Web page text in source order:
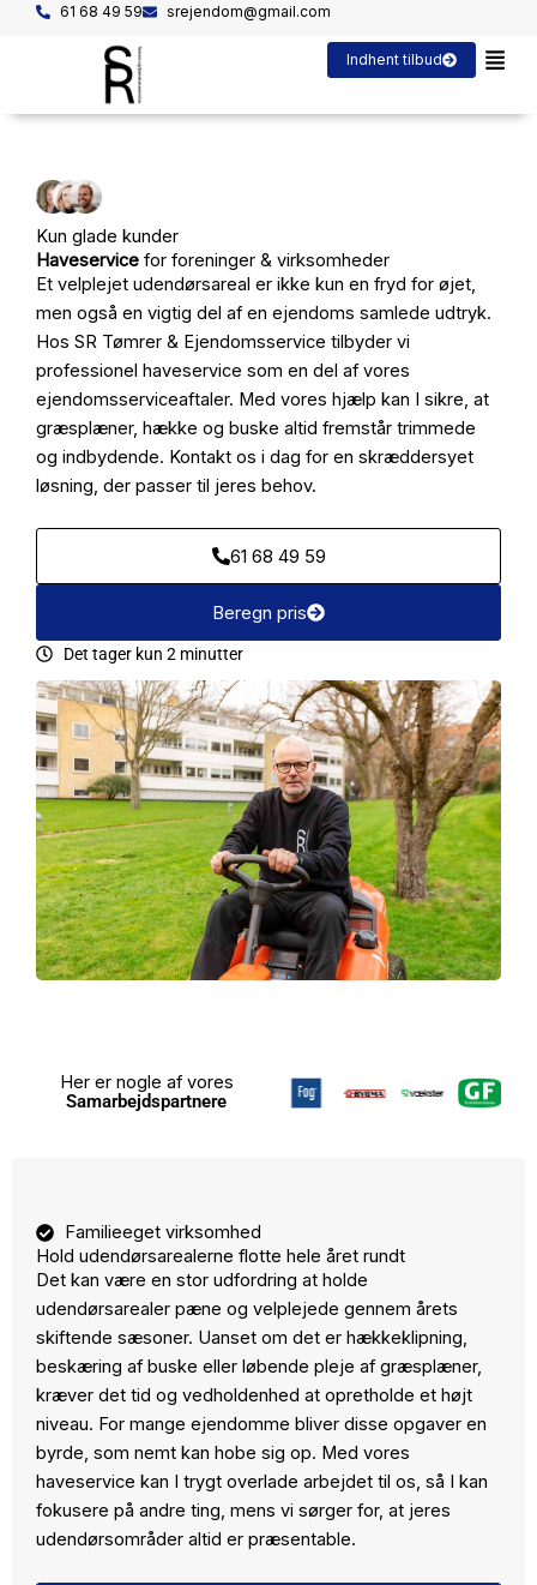
61 68 49 59 srejendom@gmail.com
Indhent tilbud
Kun glade kunder
Haveservice for foreninger & virksomheder
Et velplejet udendørsareal er ikke kun en fryd for øjet,
men også en vigtig del af en ejendoms samlede udtryk.
Hos SR Tømrer & Ejendomsservice tilbyder vi
professionel haveservice som en del af vores
ejendomsserviceaftaler. Med vores hjælp kan I sikre, at
græsplæner, hække og buske altid fremstår trimmede
og indbydende. Kontakt os i dag for en skræddersyet
løsning, der passer til jeres behov.
61 68 49 59
Beregn pris
Det tager kun 2 minutter
Her er nogle af vores
Samarbejdspartnere
Familieeget virksomhed
Hold udendørsarealerne flotte hele året rundt
Det kan være en stor udfordring at holde
udendørsarealer pæne og velplejede gennem årets
skiftende sæsoner. Uanset om det er hækkeklipning,
beskæring af buske eller løbende pleje af græsplæner,
kræver det tid og vedholdenhed at opretholde et højt
niveau. For mange ejendomme bliver disse opgaver en
byrde, som nemt kan hobe sig op. Med vores
haveservice kan I trygt overlade arbejdet til os, så I kan
fokusere på andre ting, mens vi sørger for, at jeres
udendørsområder altid er præsentable.